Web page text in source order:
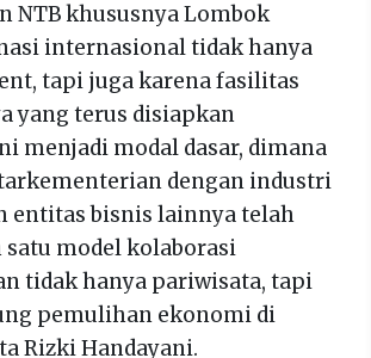
NTB khususnya Lombok
internasional tidak hanya
tapi juga karena fasilitas
yang terus disiapkan
menjadi modal dasar, dimana
dengan industri
entitas bisnis lainnya telah
model kolaborasi
tidak hanya pariwisata, tapi
pemulihan ekonomi di
Rizki Handayani.